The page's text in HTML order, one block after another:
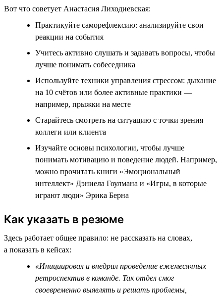
Вот что советует Анастасия Лиходиевская:
Практикуйте саморефлексию: анализируйте свои
реакции на события
Учитесь активно слушать и задавать вопросы, чтобы
лучше понимать собеседника
Используйте техники управления стрессом: дыхание
на 10 счётов или более активные практики —
например, прыжки на месте
Старайтесь смотреть на ситуацию с точки зрения
коллеги или клиента
Изучайте основы психологии, чтобы лучше
понимать мотивацию и поведение людей. Например,
можно прочитать книги «Эмоциональный
интеллект» Дэниела Гоулмана и «Игры, в которые
играют люди» Эрика Берна
Как указать в резюме
Здесь работает общее правило: не рассказать на словах,
а показать в кейсах:
«Инициировал и внедрил проведение ежемесячных
ретроспектив в команде. Так отдел смог
своевременно выявлять и решать проблемы,